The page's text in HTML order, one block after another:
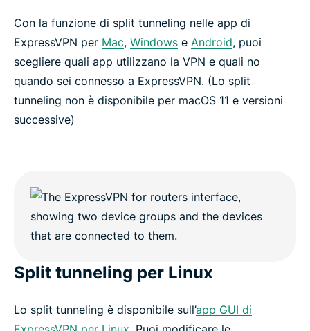
Con la funzione di split tunneling nelle app di
ExpressVPN per Mac, Windows e Android, puoi
scegliere quali app utilizzano la VPN e quali no
quando sei connesso a ExpressVPN. (Lo split
tunneling non è disponibile per macOS 11 e versioni
successive)
Split tunneling per Linux
Lo split tunneling è disponibile sull’app GUI di